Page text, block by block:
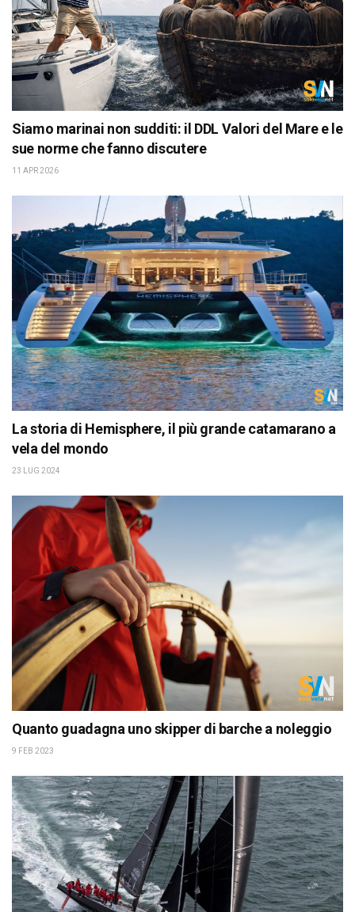
Siamo marinai non sudditi: il DDL Valori del Mare e le
sue norme che fanno discutere
11 APR 2026
La storia di Hemisphere, il più grande catamarano a
vela del mondo
23 LUG 2024
Quanto guadagna uno skipper di barche a noleggio
9 FEB 2023